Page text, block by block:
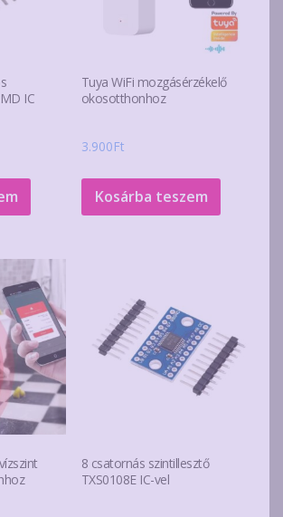
IC
Tuya WiFi mozgásérzékelő
okosotthonhoz
3.900Ft
Kosárba teszem
8 csatornás szintillesztő
TXS0108E IC-vel